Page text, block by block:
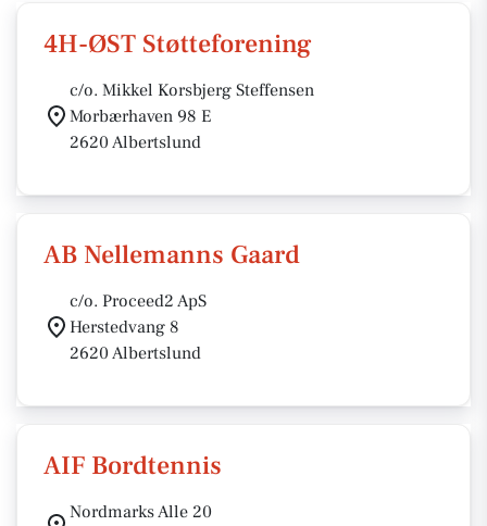
4H-ØST Støtteforening
c/o. Mikkel Korsbjerg Steffensen
Morbærhaven 98 E
2620 Albertslund
AB Nellemanns Gaard
c/o. Proceed2 ApS
Herstedvang 8
2620 Albertslund
AIF Bordtennis
Nordmarks Alle 20